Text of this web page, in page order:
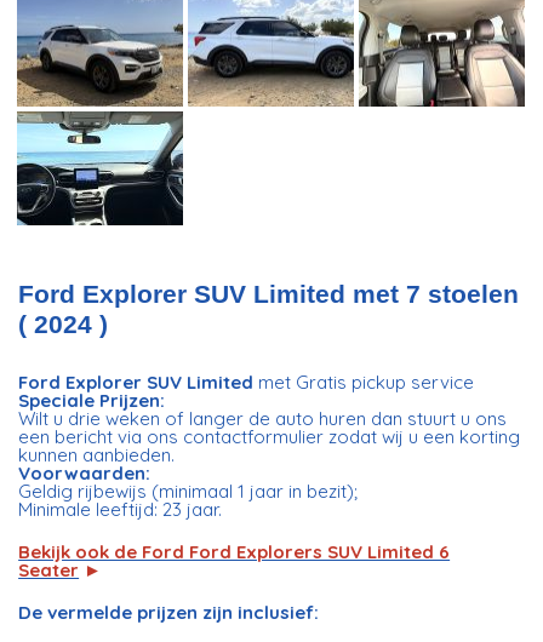
Ford Explorer SUV Limited met 7 stoelen
( 2024 )
Ford Explorer SUV Limited met Gratis pickup service
Speciale Prijzen:
Wilt u drie weken of langer de auto huren dan stuurt u ons
een bericht via ons contactformulier zodat wij u een korting
kunnen aanbieden.
Voorwaarden:
Geldig rijbewijs (minimaal 1 jaar in bezit);
Minimale leeftijd: 23 jaar.
Bekijk ook de Ford Ford Explorers SUV Limited 6
Seater ►
De vermelde prijzen zijn inclusief: